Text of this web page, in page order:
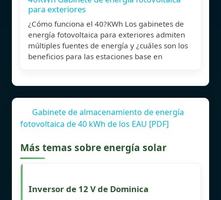
para exteriores
¿Cómo funciona el 40?KWh Los gabinetes de
energía fotovoltaica para exteriores admiten
múltiples fuentes de energía y ¿cuáles son los
beneficios para las estaciones base en
Gabinete de almacenamiento de energía
fotovoltaica de 40 kWh de los EAU [PDF]
Más temas sobre energía solar
Inversor de 12 V de Dominica